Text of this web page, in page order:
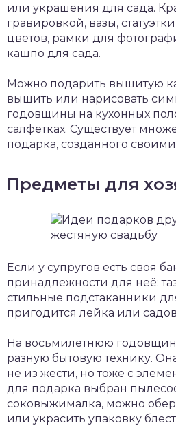
или украшения для сада.
гравировкой, вазы,
цветов, рамки для
кашпо для сада.
Можно подарить вышитую
вышить или нарисовать
годовщины на кухонных
салфетках. Существует
подарка, созданного
Предметы для
Если у супругов есть своя
принадлежности для неё:
стильные подстаканники
пригодится лейка или
На восьмилетнюю
разную бытовую технику.
не из жести, но тоже с
для подарка выбран
соковыжималка, можно
или украсить упаковку